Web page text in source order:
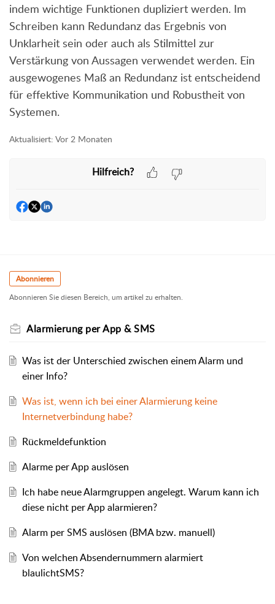
indem wichtige Funktionen dupliziert werden. Im
Schreiben kann Redundanz das Ergebnis von
Unklarheit sein oder auch als Stilmittel zur
Verstärkung von Aussagen verwendet werden. Ein
ausgewogenes Maß an Redundanz ist entscheidend
für effektive Kommunikation und Robustheit von
Systemen.
Aktualisiert: Vor 2 Monaten
Hilfreich?
Abonnieren
Abonnieren Sie diesen Bereich, um artikel zu erhalten.
Alarmierung per App & SMS
Was ist der Unterschied zwischen einem Alarm und
einer Info?
Was ist, wenn ich bei einer Alarmierung keine
Internetverbindung habe?
Rückmeldefunktion
Alarme per App auslösen
Ich habe neue Alarmgruppen angelegt. Warum kann ich
diese nicht per App alarmieren?
Alarm per SMS auslösen (BMA bzw. manuell)
Von welchen Absendernummern alarmiert
blaulichtSMS?